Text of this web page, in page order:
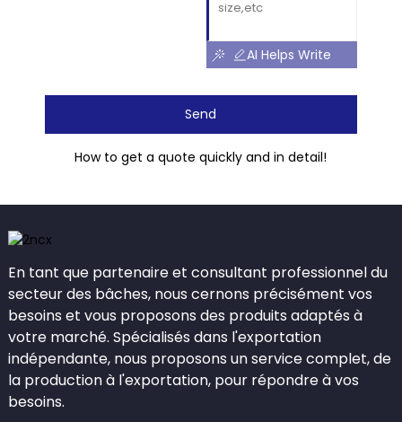
AI Helps Write
Send
How to get a quote quickly and in detail!
En tant que partenaire et consultant professionnel du
secteur des bâches, nous cernons précisément vos
besoins et vous proposons des produits adaptés à
votre marché. Spécialisés dans l'exportation
indépendante, nous proposons un service complet, de
la production à l'exportation, pour répondre à vos
besoins.